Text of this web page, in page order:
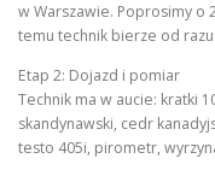
w Warszawie. Poprosimy o
temu technik bierze od
Etap 2: Dojazd i pomiar
Technik ma w aucie: kratki
skandynawski, cedr
testo 405i, pirometr,